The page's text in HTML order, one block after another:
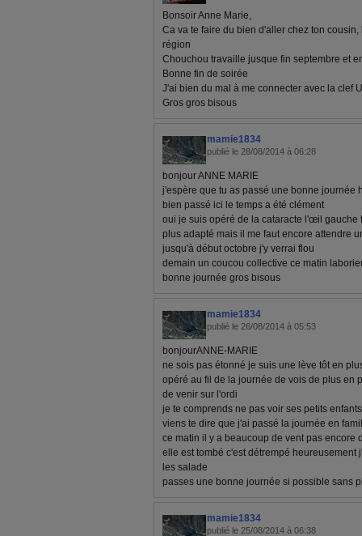
Bonsoir Anne Marie,
Ca va te faire du bien d'aller chez ton
région
Chouchou travaille jusque fin septembre et
Bonne fin de soirée
J'ai bien du mal à me connecter avec la clef
Gros gros bisous
mamie1834
publié le 28/08/2014 à 06:28
bonjour ANNE MARIE
j'espère que tu as passé une bonne journée
bien passé ici le temps a été clément
oui je suis opéré de la cataracte l'œil gauche
plus adapté mais il me faut encore attendre
jusqu'à début octobre j'y verrai flou
demain un coucou collective ce matin
bonne journée gros bisous
mamie1834
publié le 26/08/2014 à 05:53
bonjourANNE-MARIE
ne sois pas étonné je suis une lève tôt en
opéré au fil de la journée de vois de plus en
de venir sur l'ordi
je te comprends ne pas voir ses petits
viens te dire que j'ai passé la journée en
ce matin il y a beaucoup de vent pas encore
elle est tombé c'est détrempé heureusement
les salade
passes une bonne journée si possible sans
mamie1834
publié le 25/08/2014 à 06:38